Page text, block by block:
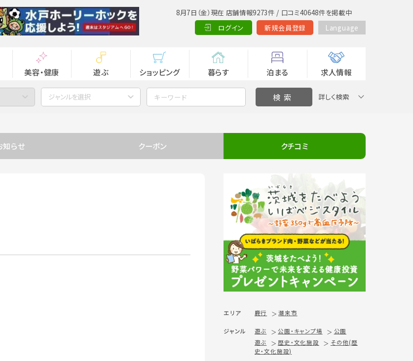
8月7日（金）現在 店舗情報9273件 / 口コミ40648件を掲載中
ログイン
新規会員登録 Language
美容・健康 遊ぶ ショッピング 暮らす 泊まる 求人情報
ジャンルを選択 詳しく検索
知らせ クーポン クチコミ
エリア 鹿行 潮来市
ジャンル 遊ぶ 公園・キャンプ場
公園
遊ぶ
歴史・文化施設
その他(歴
史・文化施設)